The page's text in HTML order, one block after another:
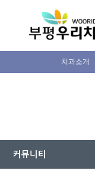
치과소개
커뮤니티